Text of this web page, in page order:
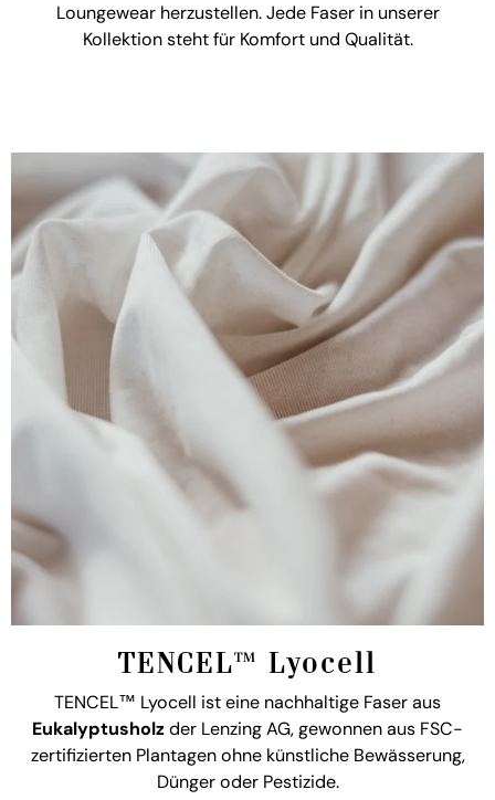
Loungewear herzustellen. Jede Faser in unserer
Kollektion steht für Komfort und Qualität.
TENCEL™ Lyocell
TENCEL™ Lyocell ist eine nachhaltige Faser aus
Eukalyptusholzder Lenzing AG, gewonnen aus FSC-
zertifizierten Plantagen ohne künstliche Bewässerung,
Dünger oder Pestizide.